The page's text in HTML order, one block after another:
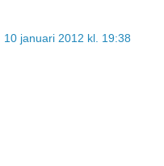
10 januari 2012 kl. 19:38